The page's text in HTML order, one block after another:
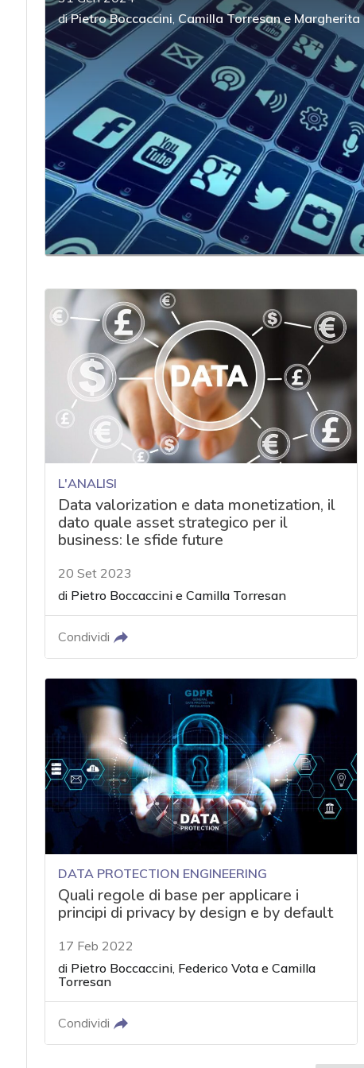
diPietro Boccaccini, Camilla Torresan e Margherita
L'ANALISI
Data valorization e data monetization, il
dato quale asset strategico per il
business: le sfide future
20 Set 2023
di Pietro Boccaccinie Camilla Torresan
Condividi
DATA PROTECTION ENGINEERING
Quali regole di base per applicare i
principi di privacy by design e by default
17 Feb 2022
di Pietro Boccaccini, Federico Votae Camilla
Torresan
Condividi